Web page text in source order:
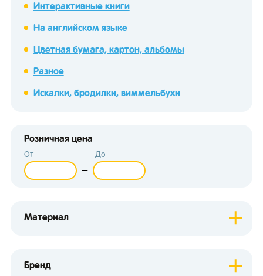
Интерактивные книги
На английском языке
Цветная бумага, картон, альбомы
Разное
Искалки, бродилки, виммельбухи
Розничная цена
От
—
До
Материал
Бренд